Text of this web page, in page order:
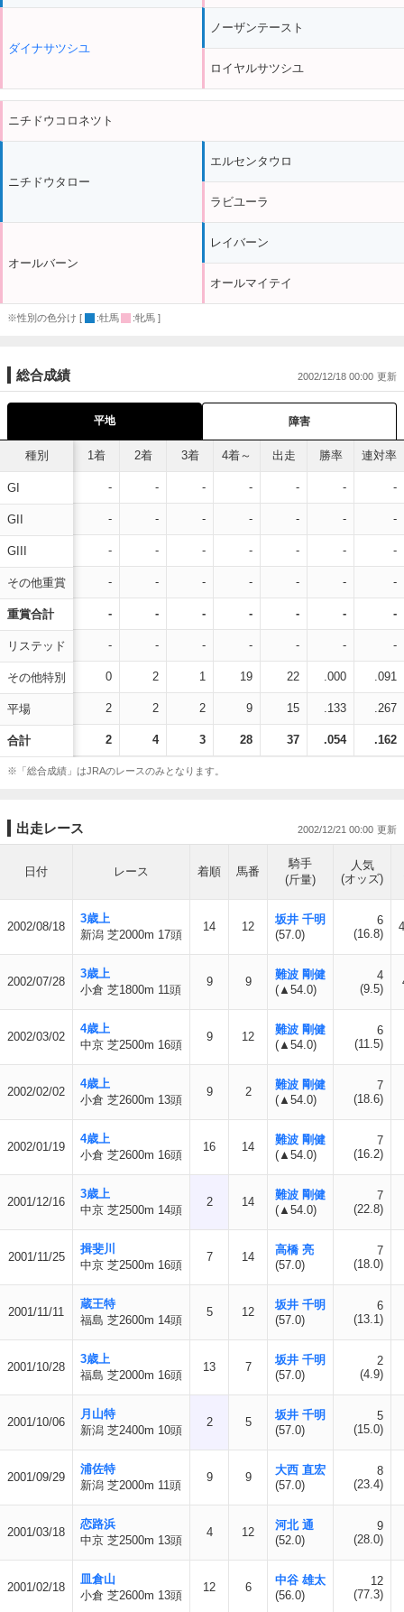
ダイナサツシユ
ノーザンテースト
ロイヤルサツシユ
ニチドウコロネツト
ニチドウタロー
オールバーン
エルセンタウロ
ラビユーラ
レイバーン
オールマイテイ
※性別の色分け [ :牡馬 :牝馬 ]
総合成績 2002/12/18 00:00
平地 障害
種別
GI
GII
GIII
その他重賞
重賞合計
リステッド
その他特別
平場
合計
1着 2着 3着 4着～ 出走 勝率 連対率
- - - - - - -
- - - - - - -
- - - - - - -
- - - - - - -
- - - - - - -
- - - - - - -
0 2 1 19 22 .000 .091
2 2 2 9 15 .133 .267
2 4 3 28 37 .054 .162
※「総合成績」はJRAのレースのみとなります。
出走レース 2002/12/21 00:00
日付 レース 着順 馬番
騎手
(斤量)
人気
(オッズ)
2002/08/18
3歳上
新潟 芝2000m 17頭
14 12
坂井 千明
(57.0)
6
(16.8)
2002/07/28
3歳上
小倉 芝1800m 11頭
9 9
難波 剛健
(▲54.0)
4
(9.5)
2002/03/02
4歳上
中京 芝2500m 16頭
9 12
難波 剛健
(▲54.0)
6
(11.5)
2002/02/02
4歳上
小倉 芝2600m 13頭
9 2
難波 剛健
(▲54.0)
7
(18.6)
2002/01/19
4歳上
小倉 芝2600m 16頭
16 14
難波 剛健
(▲54.0)
7
(16.2)
2001/12/16
3歳上
中京 芝2500m 14頭
2 14
難波 剛健
(▲54.0)
7
(22.8)
2001/11/25
揖斐川
中京 芝2500m 16頭
7 14
高橋 亮
(57.0)
7
(18.0)
2001/11/11
蔵王特
福島 芝2600m 14頭
5 12
坂井 千明
(57.0)
6
(13.1)
2001/10/28
3歳上
福島 芝2000m 16頭
13 7
坂井 千明
(57.0)
2
(4.9)
2001/10/06
月山特
新潟 芝2400m 10頭
2 5
坂井 千明
(57.0)
5
(15.0)
2001/09/29
浦佐特
新潟 芝2000m 11頭
9 9
大西 直宏
(57.0)
8
(23.4)
2001/03/18
恋路浜
中京 芝2500m 13頭
4 12
河北 通
(52.0)
9
(28.0)
2001/02/18
皿倉山
小倉 芝2600m 13頭
12 6
中谷 雄太
(56.0)
12
(77.3)